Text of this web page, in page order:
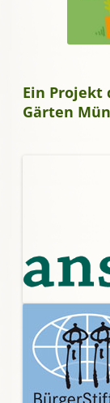
Ein
Gärten